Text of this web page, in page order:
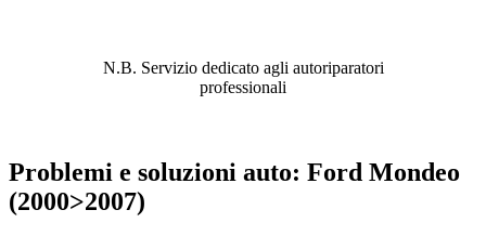
N.B. Servizio dedicato agli autoriparatori
professionali
Problemi e soluzioni auto: Ford Mondeo
(2000>2007)